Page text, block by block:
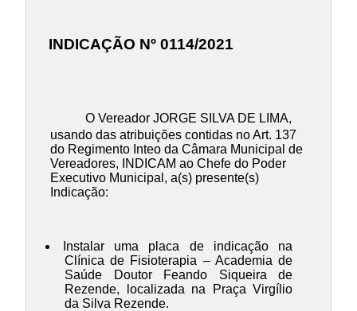
INDICAÇÃO Nº 0114/2021
O Vereador JORGE SILVA DE LIMA,
usando das atribuições contidas no Art. 137
do Regimento Inteo da Câmara Municipal de
Vereadores, INDICAM ao Chefe do Poder
Executivo Municipal, a(s) presente(s)
Indicação:
Instalar uma placa de indicação na
Clínica de Fisioterapia – Academia de
Saúde Doutor Feando Siqueira de
Rezende, localizada na Praça Virgílio
da Silva Rezende.